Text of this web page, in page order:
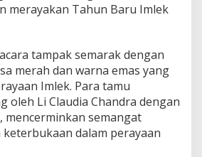
s
H
a
n
g
a
t
d
merayakan Tahun Baru Imlek
tampak semarak dengan
merah dan warna emas yang
Imlek. Para tamu
oleh Li Claudia Chandra dengan
mencerminkan semangat
dalam perayaan